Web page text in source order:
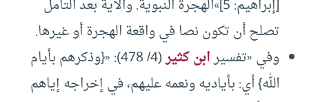
[إبراهيم: 5]»الهجرة النبوية. والآية بعد التأمل
تصلح أن تكون نصا في واقعة الهجرة أو غيرها.
وفي «تفسيرابن كثير
(4/ 478): «{‌وذكرهم ‌بأيام
‌الله} أي: بأياديه ونعمه عليهم، في إخراجه إياهم